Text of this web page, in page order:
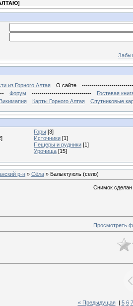
]
из Горного Алтая О сайте
Форум ------------------------------
Гостевая
Карты Горного Алтая Спутниковые
Горы [3]
Источники [1]
Пещеры и рудники [1]
Урочища [15]
р-н » Сёла » Балыктуюль (село)
Снимок
Просмотреть
« Предыдущая| 5 6 7